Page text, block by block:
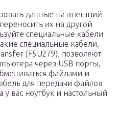
данные на внешний
их на другой
специальные кабели
специальные кабели,
(F5U279), позволяют
через USB порты,
файлами и
для передачи файлов
у вас ноутбук и настольный